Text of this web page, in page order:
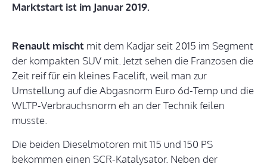
Marktstart ist im Januar 2019.
Renault mischt mit dem Kadjar seit 2015 im Segment
der kompakten SUV mit. Jetzt sehen die Franzosen die
Zeit reif für ein kleines Facelift, weil man zur
Umstellung auf die Abgasnorm Euro 6d-Temp und die
WLTP-Verbrauchsnorm eh an der Technik feilen
musste.
Die beiden Dieselmotoren mit 115 und 150 PS
bekommen einen SCR-Katalysator. Neben der